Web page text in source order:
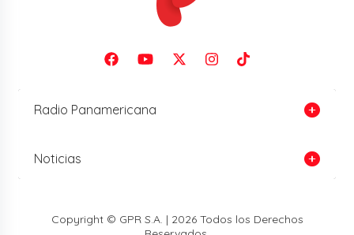
Radio Panamericana
Noticias
Copyright © GPR S.A. | 2026 Todos los Derechos